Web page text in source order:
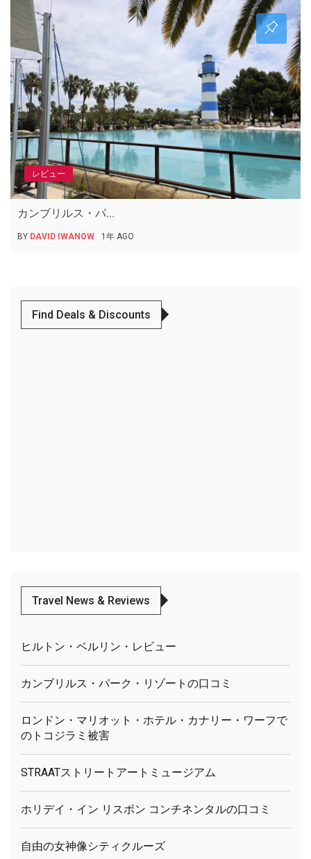
レビュー
カンブリルス・パ...
BY DAVID IWANOW 1年 AGO
Find Deals & Discounts
Travel News & Reviews
ヒルトン・ベルリン・レビュー
カンブリルス・パーク・リゾートの口コミ
ロンドン・マリオット・ホテル・カナリー・ワーフで
のトコジラミ被害
STRAATストリートアートミュージアム
ホリデイ・イン リスボン コンチネンタルの口コミ
自由の女神像シティクルーズ